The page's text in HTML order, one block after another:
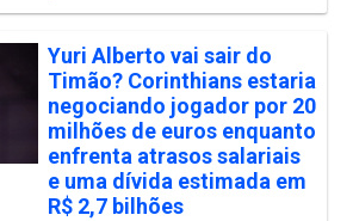
Yuri Alberto vai sair do
Timão? Corinthians estaria
negociando jogador por 20
milhões de euros enquanto
enfrenta atrasos salariais
e uma dívida estimada em
R$ 2,7 bilhões